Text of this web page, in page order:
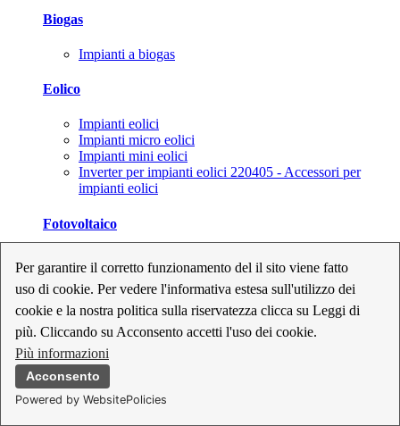
Per garantire il corretto funzionamento del il sito viene fatto
uso di cookie. Per vedere l'informativa estesa sull'utilizzo dei
cookie e la nostra politica sulla riservatezza clicca su Leggi di
più. Cliccando su Acconsento accetti l'uso dei cookie.
Più informazioni
Acconsento
Powered by WebsitePolicies
Biogas
Impianti a biogas
Eolico
Impianti eolici
Impianti micro eolici
Impianti mini eolici
Inverter per impianti eolici 220405 - Accessori per
impianti eolici
Fotovoltaico
Inverter per impianti fotovoltaici
Kit per impianti fotovoltaici
Moduli fotovoltaici
Sistemi di monitoraggio per impianti fotovoltaici
Strumenti di collaudo e configurazione per impianti
fotovoltaici
Supporti per impianti fotovoltaici
Geotermia